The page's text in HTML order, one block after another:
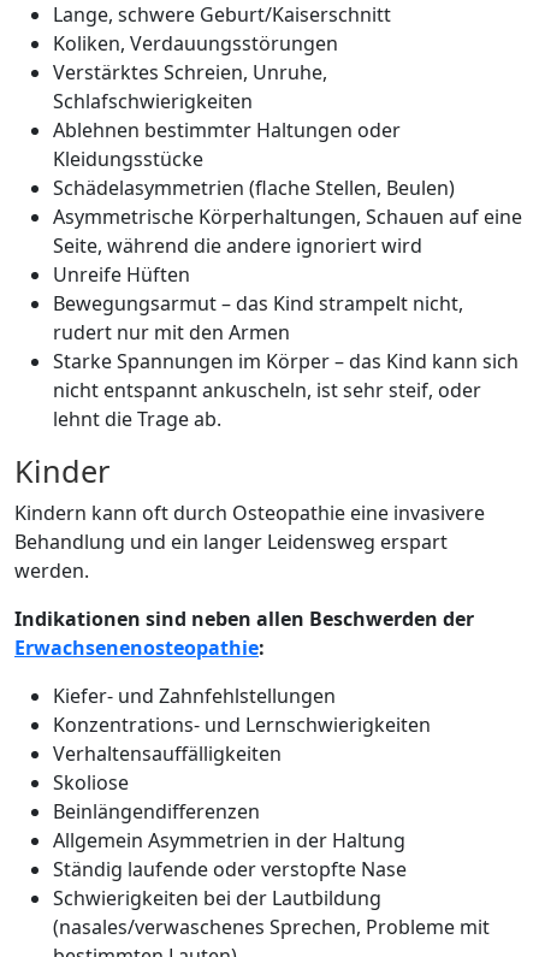
Lange, schwere Geburt/Kaiserschnitt
Koliken, Verdauungsstörungen
Verstärktes Schreien, Unruhe,
Schlafschwierigkeiten
Ablehnen bestimmter Haltungen oder
Kleidungsstücke
Schädelasymmetrien (flache Stellen, Beulen)
Asymmetrische Körperhaltungen, Schauen auf eine
Seite, während die andere ignoriert wird
Unreife Hüften
Bewegungsarmut – das Kind strampelt nicht,
rudert nur mit den Armen
Starke Spannungen im Körper – das Kind kann sich
nicht entspannt ankuscheln, ist sehr steif, oder
lehnt die Trage ab.
Kinder
Kindern kann oft durch Osteopathie eine invasivere
Behandlung und ein langer Leidensweg erspart
werden.
Indikationen sind neben allen Beschwerden der
Erwachsenenosteopathie:
Kiefer- und Zahnfehlstellungen
Konzentrations- und Lernschwierigkeiten
Verhaltensauffälligkeiten
Skoliose
Beinlängendifferenzen
Allgemein Asymmetrien in der Haltung
Ständig laufende oder verstopfte Nase
Schwierigkeiten bei der Lautbildung
(nasales/verwaschenes Sprechen, Probleme mit